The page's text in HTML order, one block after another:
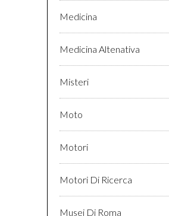
Medicina
Medicina Altenativa
Misteri
Moto
Motori
Motori Di Ricerca
Musei Di Roma